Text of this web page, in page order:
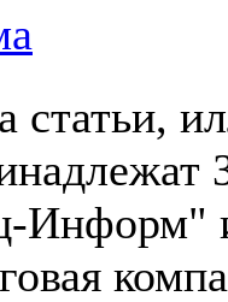
статьи,
Информ"